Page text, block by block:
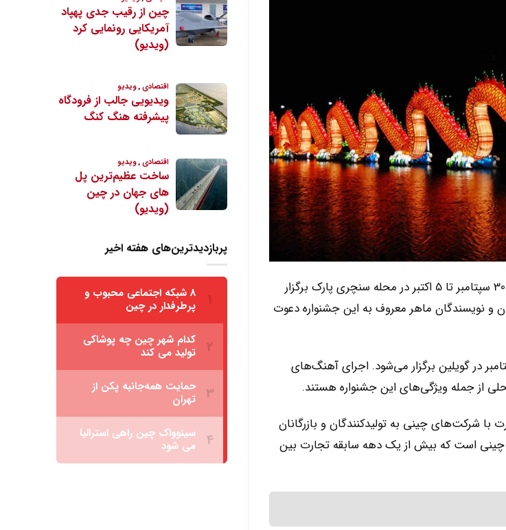
این جشنواره همه ساله از 30 سپتامبر تا 5 اکتبر در محله سنچری پارک برگزار
نویسندگان ماهر معروف به این جشنواره دعوت
همه ساله از 31 اوت تا 1 سپتامبر در گویلین برگزار می‌شود. اجرای آهنگ‌های
از جمله ویژگی‌های این جشنواره هستند.
با شرکت‌های چینی به تولیدکنندگان و بازرگانان
و چینی است که بیش از یک دهه سابقه تجارت بین
پربازدیدترین‌های هفته اخیر